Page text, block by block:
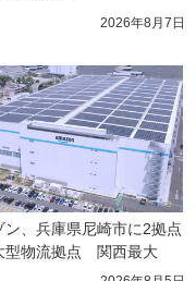
2026年8月7日
ン、兵庫県尼崎市に2拠点
型物流拠点　関西最大